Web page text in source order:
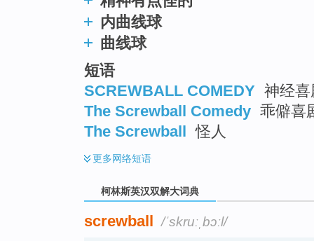
内曲线球
曲线球
短语
SCREWBALL COMEDY 神经
The Screwball Comedy 乖僻喜
The Screwball 怪人
更多网络短语
柯林斯英汉双解大词典
screwball /ˈskruːˌbɔːl/